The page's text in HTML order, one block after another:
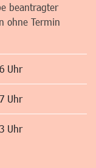
beantragter
ohne Termin
Uhr
Uhr
Uhr